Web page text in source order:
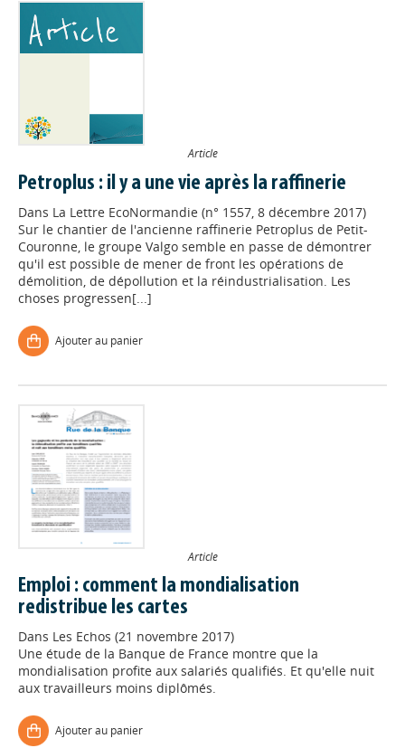
Article
Petroplus : il y a une vie après la raffinerie
Dans La Lettre EcoNormandie (n° 1557, 8 décembre 2017)
Sur le chantier de l'ancienne raffinerie Petroplus de Petit-
Couronne, le groupe Valgo semble en passe de démontrer
qu'il est possible de mener de front les opérations de
démolition, de dépollution et la réindustrialisation. Les
choses progressen[...]
Ajouter au panier
Article
Emploi : comment la mondialisation
redistribue les cartes
Dans Les Echos (21 novembre 2017)
Une étude de la Banque de France montre que la
mondialisation profite aux salariés qualifiés. Et qu'elle nuit
aux travailleurs moins diplômés.
Ajouter au panier